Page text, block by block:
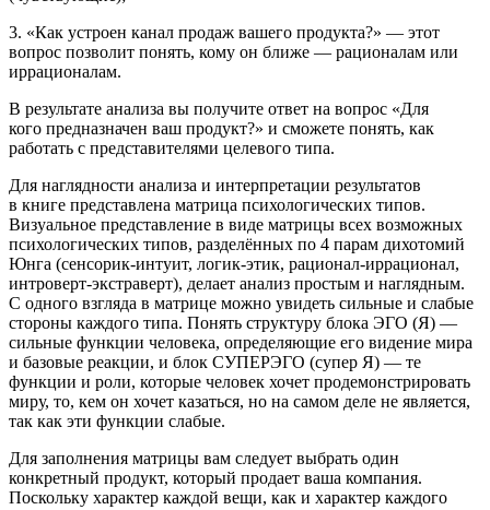
3. «Как устроен канал продаж вашего продукта?» — этот
вопрос позволит понять, кому он ближе — рационалам или
иррационалам.
В результате анализа вы получите ответ на вопрос «Для
кого предназначен ваш продукт?» и сможете понять, как
работать с представителями целевого типа.
Для наглядности анализа и интерпретации результатов
в книге представлена матрица психологических типов.
Визуальное представление в виде матрицы всех возможных
психологических типов, разделённых по 4 парам дихотомий
Юнга (сенсорик-интуит, логик-этик, рационал-иррационал,
интроверт-экстраверт), делает анализ простым и наглядным.
С одного взгляда в матрице можно увидеть сильные и слабые
стороны каждого типа. Понять структуру блока ЭГО (Я) —
сильные функции человека, определяющие его видение мира
и базовые реакции, и блок СУПЕРЭГО (супер Я) — те
функции и роли, которые человек хочет продемонстрировать
миру, то, кем он хочет казаться, но на самом деле не является,
так как эти функции слабые.
Для заполнения матрицы вам следует выбрать один
конкретный продукт, который продает ваша компания.
Поскольку характер каждой вещи, как и характер каждого